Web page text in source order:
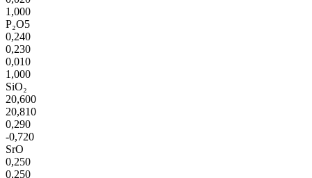
1,000
P₂O5
0,240
0,230
0,010
1,000
SiO₂
20,600
20,810
0,290
-0,720
SrO
0,250
0,250